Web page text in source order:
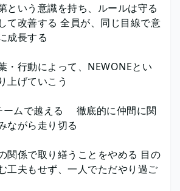
という意識を持ち、ルールは守る
て改善する 全員が、同じ目線で意
成長する
・行動によって、NEWONEとい
上げていこう
ームで越える 徹底的に仲間に関
ながら走り切る
関係で取り繕うことをやめる 目の
工夫もせず、一人でただやり過ご